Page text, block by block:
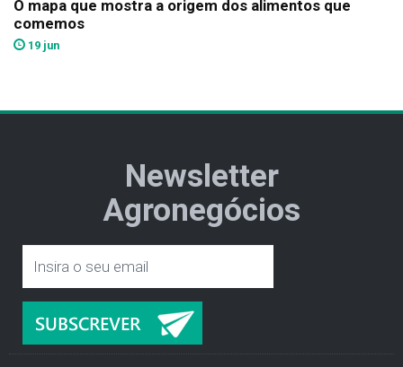
O mapa que mostra a origem dos alimentos que
comemos
19 jun
Newsletter
Agronegócios